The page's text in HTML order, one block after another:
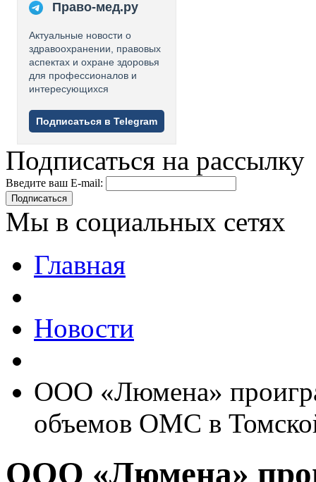
Право-мед.ру
Актуальные новости о
здравоохранении, правовых
аспектах и охране здоровья
для профессионалов и
интересующихся
Подписаться в Telegram
Подписаться на рассылку
Введите ваш E-mail:
Подписаться
Мы в социальных сетях
Главная
Новости
ООО «Люмена»
объемов ОМС в
ООО «Люмена»